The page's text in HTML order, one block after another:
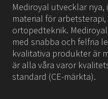
Mediroyal utvecklar
material för
ortopedteknik.
med snabba och felfria
kvalitativa produkter är
är alla våra varor
standard (CE-märkta).